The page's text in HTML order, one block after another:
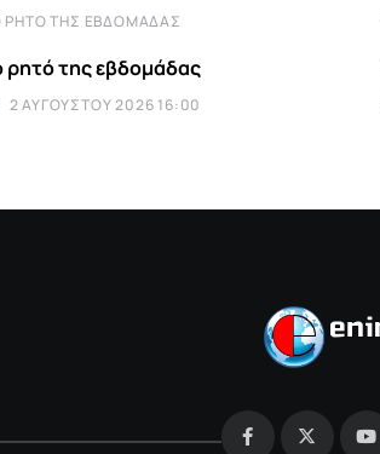
ΡΗΤΌ ΤΗΣ ΕΒΔΟΜΆΔΑΣ
ρητό της εβδομάδας
2 ΑΥΓΟΎΣΤΟΥ 2026 16:00